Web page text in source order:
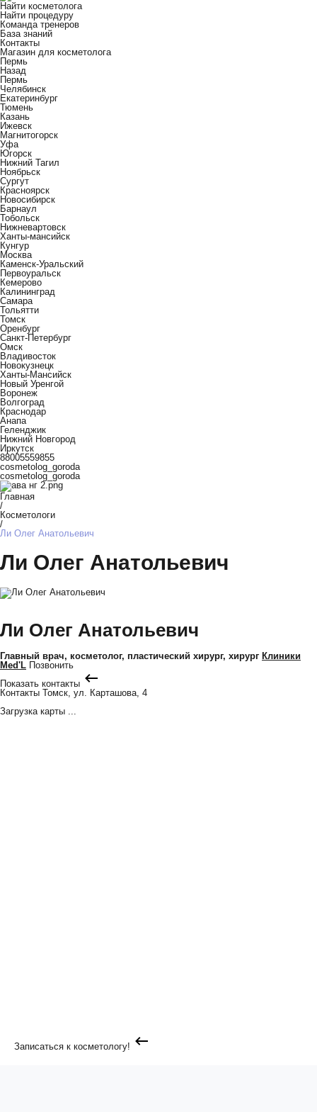
Найти косметолога
Найти процедуру
Команда тренеров
База знаний
Контакты
Магазин для косметолога
Пермь
Назад
Пермь
Челябинск
Екатеринбург
Тюмень
Казань
Ижевск
Магнитогорск
Уфа
Югорск
Нижний Тагил
Ноябрьск
Сургут
Красноярск
Новосибирск
Барнаул
Тобольск
Нижневартовск
Ханты-мансийск
Кунгур
Москва
Каменск-Уральский
Первоуральск
Кемерово
Калининград
Самара
Тольятти
Томск
Оренбург
Санкт-Петербург
Омск
Владивосток
Новокузнецк
Ханты-Мансийск
Новый Уренгой
Воронеж
Волгоград
Краснодар
Анапа
Геленджик
Нижний Новгород
Иркутск
88005559855
cosmetolog_goroda
cosmetolog_goroda
Главная
/
Косметологи
/
Ли Олег Анатольевич
Ли Олег Анатольевич
Ли Олег Анатольевич
Главный врач, косметолог, пластический хирург, хирург Клиники
Med'L Позвонить
Показать контакты
Контакты Томск, ул. Карташова, 4
Загрузка карты ...
Записаться к косметологу!